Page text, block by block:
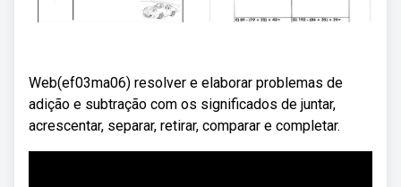
Web(ef03ma06) resolver e elaborar problemas de
adição e subtração com os significados de juntar,
acrescentar, separar, retirar, comparar e completar.